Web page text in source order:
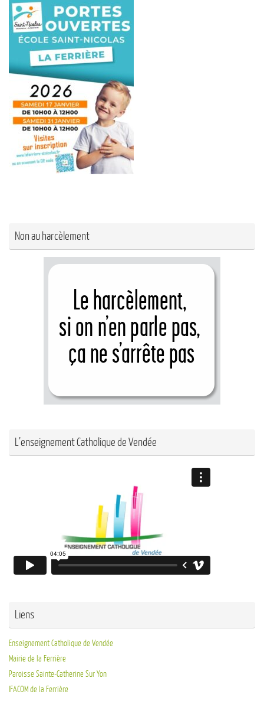
Non au harcèlement
L’enseignement Catholique de Vendée
Liens
Enseignement Catholique de Vendée
Mairie de la Ferrière
Paroisse Sainte-Catherine Sur Yon
IFACOM de la Ferrière